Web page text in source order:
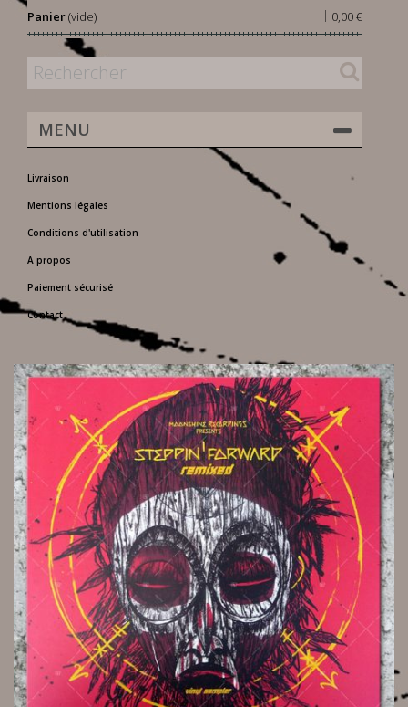
Panier 0,00 €
|
(vide)
MENU
Livraison
Mentions légales
Conditions d'utilisation
A propos
Paiement sécurisé
Contact